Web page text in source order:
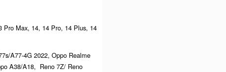
Max, 14, 14 Pro, 14 Plus, 14
A77-4G 2022, Oppo Realme
A38/A18, Reno 7Z/ Reno